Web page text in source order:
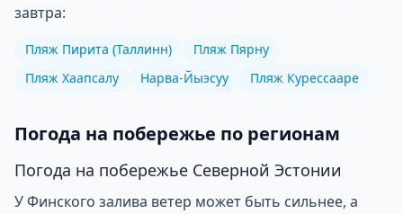
завтра:
Пляж Пирита (Таллинн)
Пляж Пярну
Пляж Хаапсалу
Нарва-Йыэсуу Пляж Курессааре
Погода на побережье по регионам
Погода на побережье Северной Эстонии
У Финского залива ветер может быть сильнее, а